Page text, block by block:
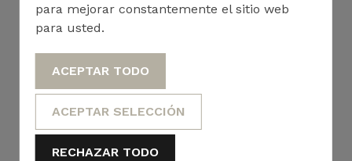
para mejorar constantemente el sitio web
para usted.
ACEPTAR TODO
ACEPTAR SELECCIÓN
RECHAZAR TODO